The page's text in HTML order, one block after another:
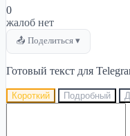
0
жалоб нет
📤 Поделиться ▾
Готовый текст для
Короткий Подробный